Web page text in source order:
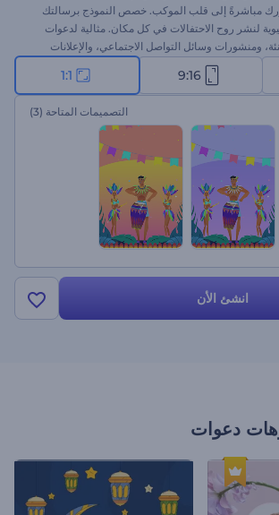
مباشرةً إلى قلب الموكب. خصص النموذج برسالتك
لنشر روح الاحتفالات في كل مكان. مثالية لدعوات
ومنشورات وسائل التواصل الاجتماعي، والإعلانات
أي نوع. ابدأ الآن!
9:16
1:1
التصميمات المتاحة (3)
انشئ الأن
دعوات